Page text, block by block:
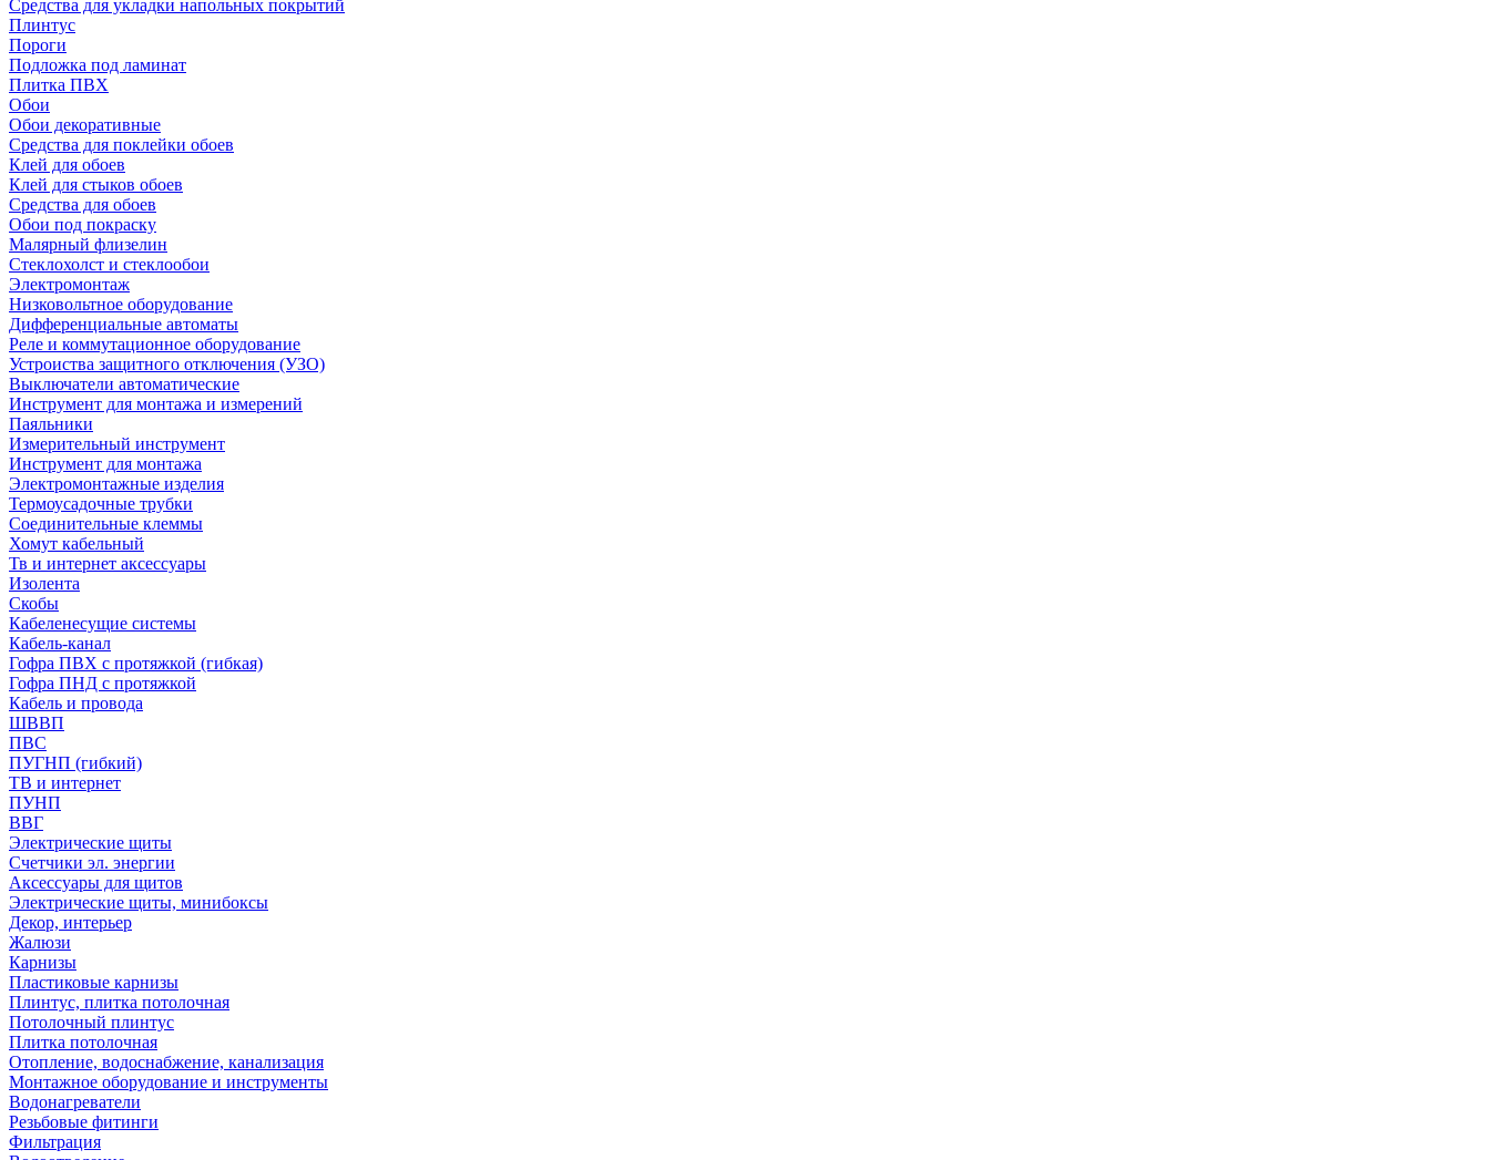
Средства для укладки напольных покрытий
Плинтус
Пороги
Подложка под ламинат
Плитка ПВХ
Обои
Обои декоративные
Средства для поклейки обоев
Клей для обоев
Клей для стыков обоев
Средства для обоев
Обои под покраску
Малярный флизелин
Стеклохолст и стеклообои
Электромонтаж
Низковольтное оборудование
Дифференциальные автоматы
Реле и коммутационное оборудование
Устроиства защитного отключения (УЗО)
Выключатели автоматические
Инструмент для монтажа и измерений
Паяльники
Измерительный инструмент
Инструмент для монтажа
Электромонтажные изделия
Термоусадочные трубки
Соединительные клеммы
Хомут кабельный
Тв и интернет аксессуары
Изолента
Скобы
Кабеленесущие системы
Кабель-канал
Гофра ПВХ с протяжкой (гибкая)
Гофра ПНД с протяжкой
Кабель и провода
ШВВП
ПВС
ПУГНП (гибкий)
ТВ и интернет
ПУНП
ВВГ
Электрические щиты
Счетчики эл. энергии
Аксессуары для щитов
Электрические щиты, минибоксы
Декор, интерьер
Жалюзи
Карнизы
Пластиковые карнизы
Плинтус, плитка потолочная
Потолочный плинтус
Плитка потолочная
Отопление, водоснабжение, канализация
Монтажное оборудование и инструменты
Водонагреватели
Резьбовые фитинги
Фильтрация